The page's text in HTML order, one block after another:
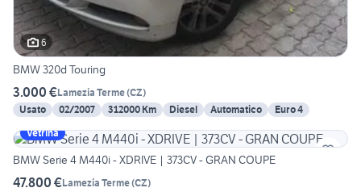
6
BMW 320d Touring
3.000 €Lamezia Terme(CZ)
Usato
02/2007 312000 Km Diesel Automatico
Euro 4
Vetrina
BMW Serie 4 M440i - XDRIVE | 373CV - GRAN COUPE
47.800 €Lamezia Terme(CZ)